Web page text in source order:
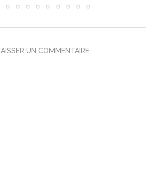
LAISSER UN COMMENTAIRE